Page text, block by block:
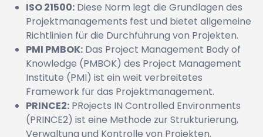
ISO 21500: Diese Norm legt die Grundlagen des
Projektmanagements fest und bietet allgemeine
Richtlinien für die Durchführung von Projekten.
PMI PMBOK: Das Project Management Body of
Knowledge (PMBOK) des Project Management
Institute (PMI) ist ein weit verbreitetes
Framework für das Projektmanagement.
PRINCE2: PRojects IN Controlled Environments
(PRINCE2) ist eine Methode zur Strukturierung,
Verwaltung und Kontrolle von Projekten.